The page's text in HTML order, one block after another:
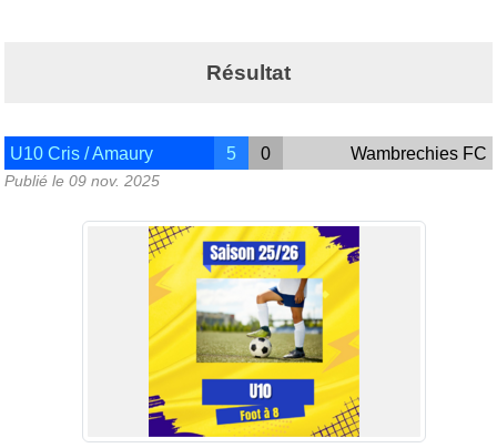
Résultat
U10 Cris / Amaury 5 0 Wambrechies FC
Publié le 09 nov. 2025